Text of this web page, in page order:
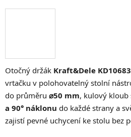
Otočný držák Kraft&Dele KD10683
vrtačku v polohovatelný stolní
do průměru ⌀50 mm, kulový kloub
a 90° náklonu do každé strany a
zajistí pevné uchycení ke stolu bez